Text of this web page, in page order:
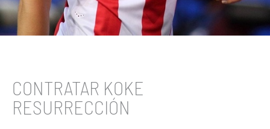
CONTRATAR KOKE
RESURRECCIÓN